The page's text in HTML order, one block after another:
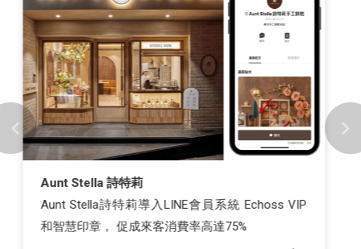
丸亀製麵
累計每日集點人次達6.7萬人！丸亀製麺導入
Echoss會員集點系統，維繫顧客關係